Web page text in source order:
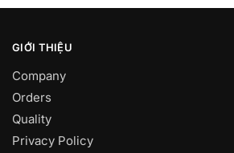
GIỚI THIỆU
Company
Orders
Quality
Privacy Policy